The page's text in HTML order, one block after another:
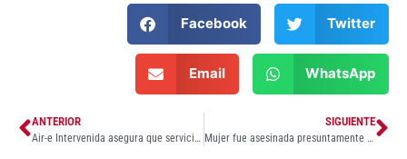
Facebook Twitter
Email WhatsApp
ANTERIOR
Air-e Intervenida asegura que servicio de energía seguirá operando con normalidad durante proceso de liquidación
SIGUIENTE
Mujer fue asesinada presuntamente por su pareja sentimental en el barrio Ciudad Modesto